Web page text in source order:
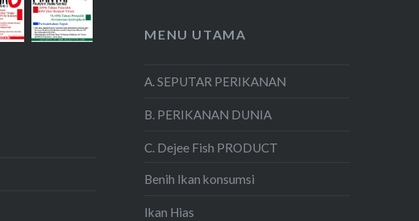
MENU UTAMA
A. SEPUTAR PERIKANAN
B. PERIKANAN DUNIA
C. Dejee Fish PRODUCT
Benih Ikan konsumsi
Ikan Hias